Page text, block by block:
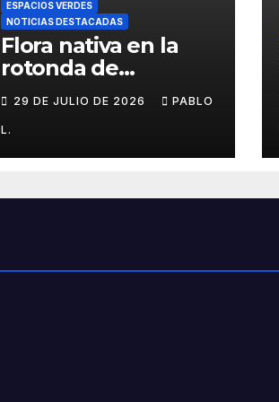
ESPACIOS VERDES
NOTICIAS DESTACADAS
Flora nativa en la
rotonda de
Agronomía
29 DE JULIO DE 2026 PABLO
L.